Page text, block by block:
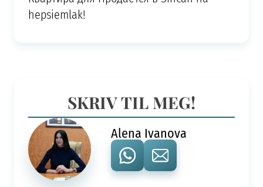
hepsiemlak!
SKRIV TIL MEG!
Alena Ivanova